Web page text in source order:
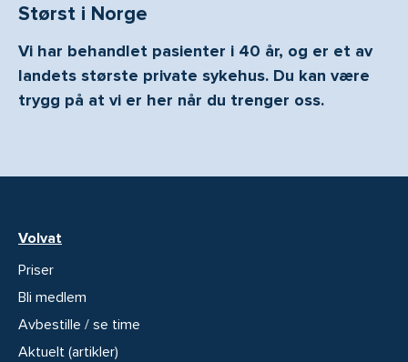
Størst i Norge
Vi har behandlet pasienter i 40 år, og er et av
landets største private sykehus. Du kan være
trygg på at vi er her når du trenger oss.
Volvat
Priser
Bli medlem
Avbestille / se time
Aktuelt (artikler)